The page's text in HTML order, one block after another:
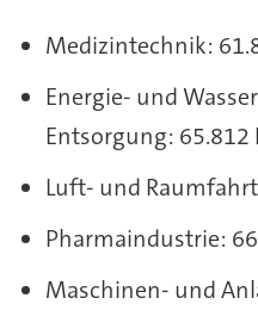
Medizintechnik:
Energie- und
Entsorgung: 65.812
Luft- und
Pharmaindustrie:
Maschinen- und